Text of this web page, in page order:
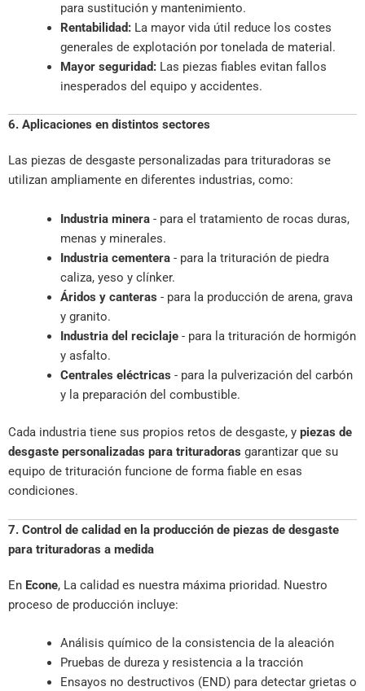
para sustitución y mantenimiento.
Rentabilidad:La mayor vida útil reduce los costes
generales de explotación por tonelada de material.
Mayor seguridad:Las piezas fiables evitan fallos
inesperados del equipo y accidentes.
6. Aplicaciones en distintos sectores
Las piezas de desgaste personalizadas para trituradoras se
utilizan ampliamente en diferentes industrias, como:
Industria minera- para el tratamiento de rocas duras,
menas y minerales.
Industria cementera- para la trituración de piedra
caliza, yeso y clínker.
Áridos y canteras - para la producción de arena, grava
y granito.
Industria del reciclaje- para la trituración de hormigón
y asfalto.
Centrales eléctricas - para la pulverización del carbón
y la preparación del combustible.
Cada industria tiene sus propios retos de desgaste, y piezas de
desgaste personalizadas para trituradoras garantizar que su
equipo de trituración funcione de forma fiable en esas
condiciones.
7. Control de calidad en la producción de piezas de desgaste
para trituradoras a medida
En Econe, La calidad es nuestra máxima prioridad. Nuestro
proceso de producción incluye:
Análisis químico de la consistencia de la aleación
Pruebas de dureza y resistencia a la tracción
Ensayos no destructivos (END) para detectar grietas o